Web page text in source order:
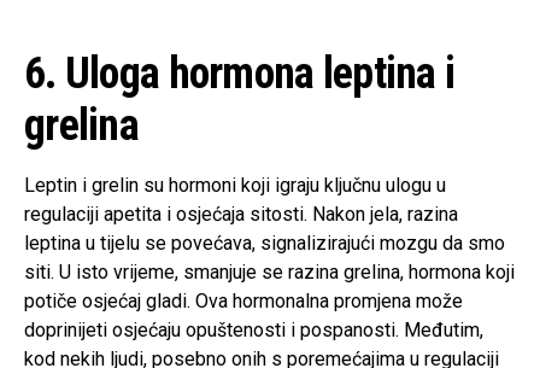
6. Uloga hormona leptina i
grelina
Leptin i grelin su hormoni koji igraju ključnu ulogu u
regulaciji apetita i osjećaja sitosti. Nakon jela, razina
leptina u tijelu se povećava, signalizirajući mozgu da smo
siti. U isto vrijeme, smanjuje se razina grelina, hormona koji
potiče osjećaj gladi. Ova hormonalna promjena može
doprinijeti osjećaju opuštenosti i pospanosti. Međutim,
kod nekih ljudi, posebno onih s poremećajima u regulaciji